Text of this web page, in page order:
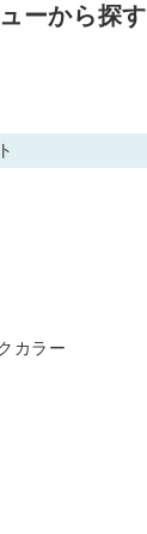
ーから探す
カラー